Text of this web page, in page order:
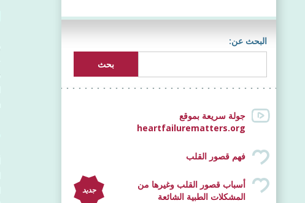
البحث عن:
جولة سريعة بموقع
heartfailurematters.org
فهم قصور القلب
أسباب قصور القلب وغيرها من
المشكلات الطبية الشائعة
جديد